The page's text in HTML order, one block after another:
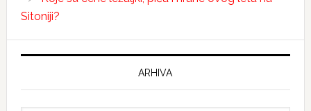
Sitoniji?
ARHIVA